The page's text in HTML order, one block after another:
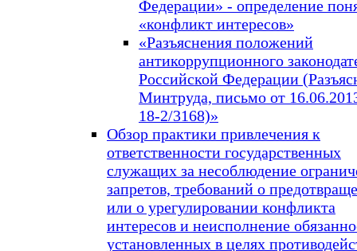
Федерации» - определение
«конфликт интересов»
«Разъяснения положений
антикоррупционного
Российской Федерации
Минтруда, письмо от
18-2/3168)»
Обзор практики привлечения к
ответственности государственных
служащих за несоблюдение
запретов, требований о
или о урегулировании конфликта
интересов и неисполнение
установленных в целях